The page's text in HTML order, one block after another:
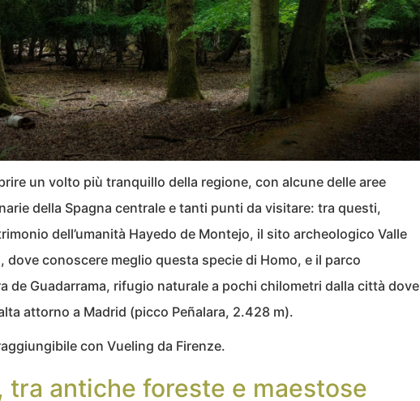
un volto più tranquillo della regione, con alcune delle aree
della Spagna centrale e tanti punti da visitare: tra questi,
dell’umanità Hayedo de Montejo, il sito archeologico Valle
dove conoscere meglio questa specie di Homo, e il parco
de Guadarrama, rifugio naturale a pochi chilometri dalla città dove
attorno a Madrid (picco Peñalara, 2.428 m).
con Vueling da Firenze.
tra antiche foreste e maestose